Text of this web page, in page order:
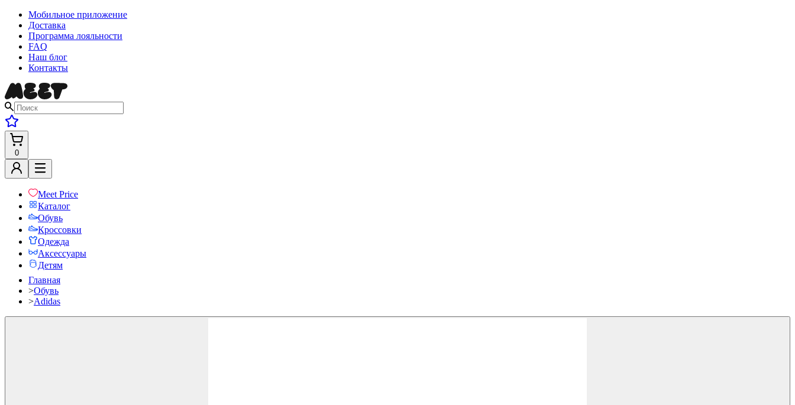
Мобильное приложение
Доставка
Программа лояльности
FAQ
Наш блог
Контакты
0
Meet Price
Каталог
Обувь
Кроссовки
Одежда
Аксессуары
Детям
Главная
>Обувь
>Adidas